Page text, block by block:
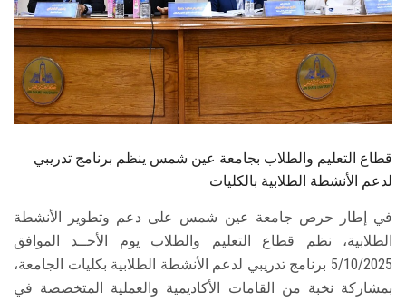
الخريجين
الموظفون
الزائـرون
سجل الان
قطاع التعليم والطلاب بجامعة عين شمس ينظم برنامج تدريبي
لدعم الأنشطة الطلابية بالكليات
في إطار حرص جامعة عين شمس على دعم وتطوير الأنشطة
الطلابية، نظم قطاع التعليم والطلاب يوم الأحــد الموافق
5/10/2025 برنامج تدريبي لدعم الأنشطة الطلابية بكليات الجامعة،
بمشاركة نخبة من القامات الأكاديمية والعملية المتخصصة في